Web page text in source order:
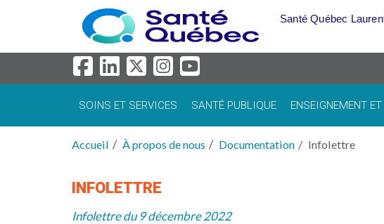
Aller au menu principal
Santé Québec
SOINS ET SERVICES SANTÉ PUBLIQUE ENSEIGNEMENT ET
Accueil À propos de nous Documentation Infolettre
INFOLETTRE
Infolettre du 9 décembre 2022